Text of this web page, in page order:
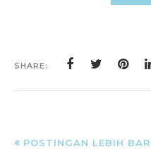
SHARE:
POSTINGAN LEBIH